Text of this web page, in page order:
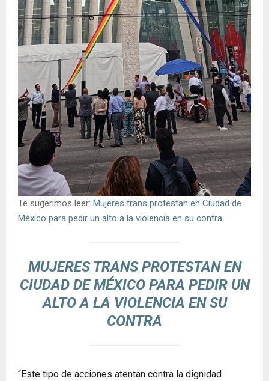
Te sugerimos leer: Mujeres trans protestan en Ciudad de
México para pedir un alto a la violencia en su contra
MUJERES TRANS PROTESTAN EN
CIUDAD DE MÉXICO PARA PEDIR UN
ALTO A LA VIOLENCIA EN SU
CONTRA
“Este tipo de acciones atentan contra la dignidad